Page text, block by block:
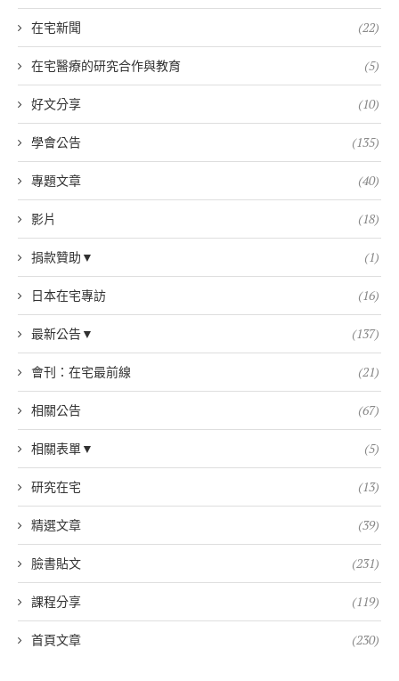
在宅新聞 (22)
在宅醫療的研究合作與教育 (5)
好文分享 (10)
學會公告 (135)
專題文章 (40)
影片 (18)
捐款贊助▼ (1)
日本在宅專訪 (16)
最新公告▼ (137)
會刊：在宅最前線 (21)
相關公告 (67)
相關表單▼ (5)
研究在宅 (13)
精選文章 (39)
臉書貼文 (231)
課程分享 (119)
首頁文章 (230)